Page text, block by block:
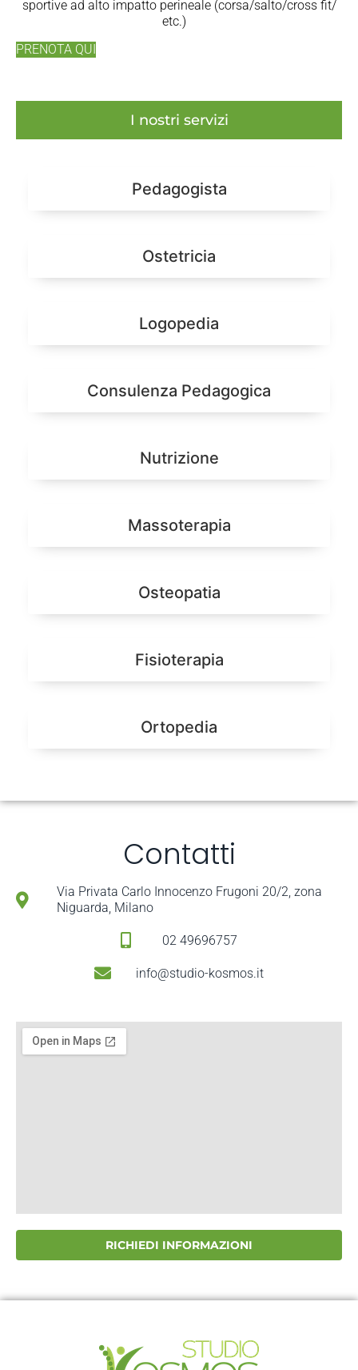
sportive ad alto impatto perineale (corsa/salto/cross fit/
etc.)
PRENOTA QUI
I nostri servizi
Pedagogista
Ostetricia
Logopedia
Consulenza Pedagogica
Nutrizione
Massoterapia
Osteopatia
Fisioterapia
Ortopedia
Contatti
Via Privata Carlo Innocenzo Frugoni 20/2, zona
Niguarda, Milano
02 49696757
info@studio-kosmos.it
RICHIEDI INFORMAZIONI